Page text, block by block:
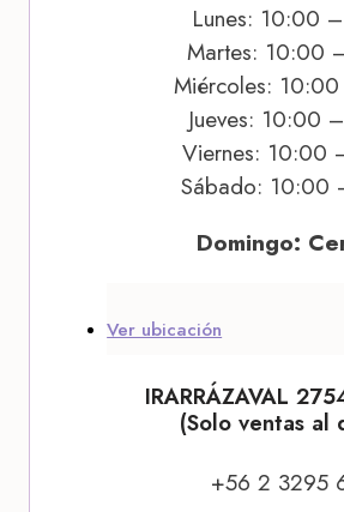
Lunes: 10:00
Martes: 10:00
Miércoles:
Jueves: 10:00
Viernes: 10:00
Sábado: 10:00
Domingo:
Ver ubicación
IRARRÁZAVAL
(Solo ventas al
+56 2 3295